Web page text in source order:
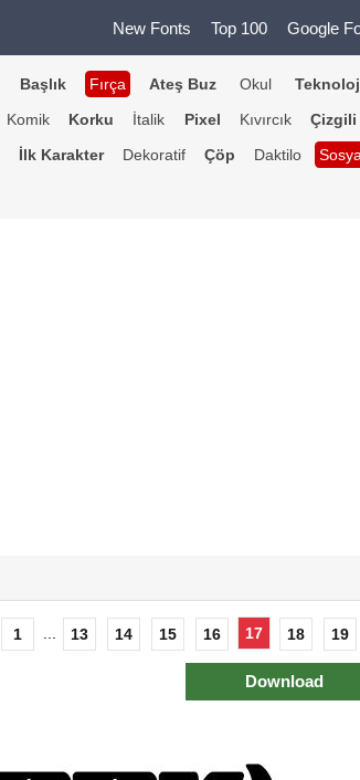
New Fonts Top 100 Google
Başlık Fırça Ateş Buz Okul
Komik Korku İtalik Pixel Kıvırcık
Çizgili
İlk Karakter Dekoratif Çöp Daktilo
1 13 14 15 16 17 18 19
Download